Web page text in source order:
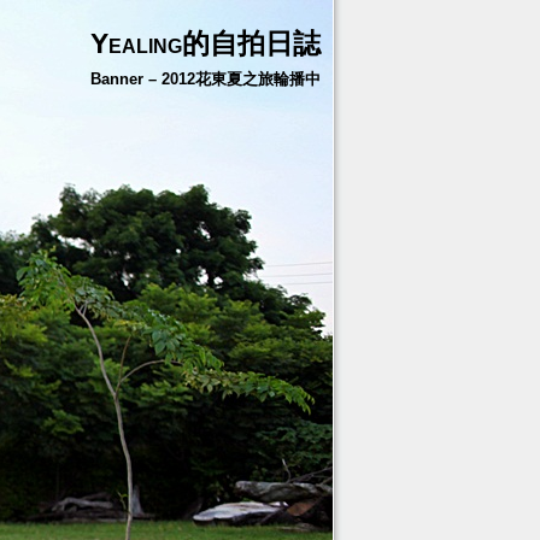
Yealing的自拍日誌
Banner – 2012花東夏之旅輪播中